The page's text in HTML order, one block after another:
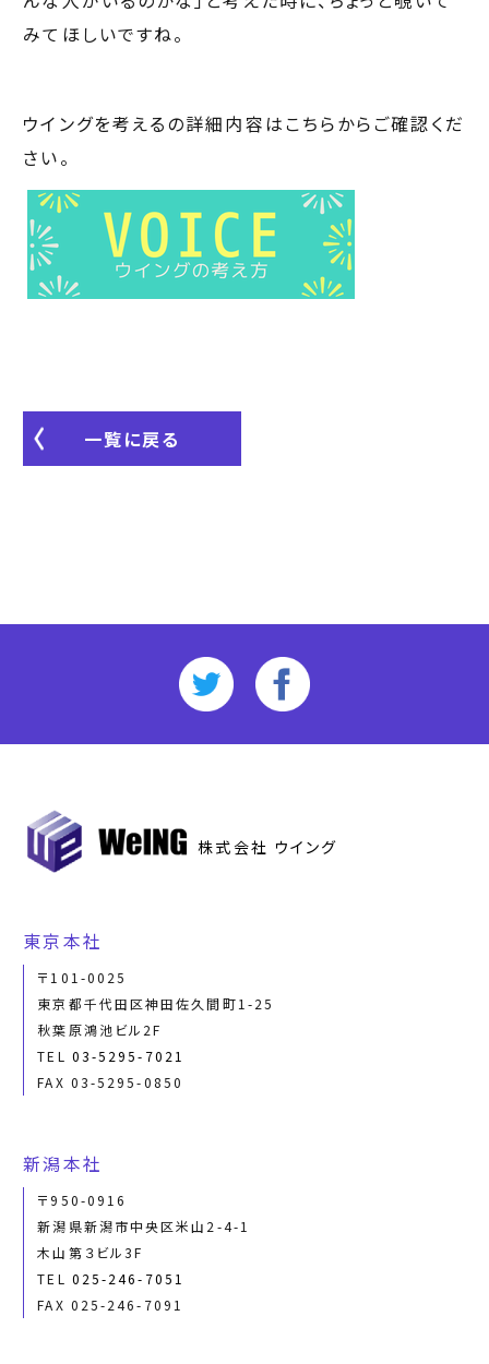
みてほしいですね。
ウイングを考えるの詳細内容はこちらからご確認くだ
さい。
一覧に戻る
株式会社 ウイング
東京本社
〒101-0025
東京都千代田区神田佐久間町1-25
秋葉原鴻池ビル2F
TEL 03-5295-7021
FAX 03-5295-0850
新潟本社
〒950-0916
新潟県新潟市中央区米山2-4-1
木山第３ビル3F
TEL 025-246-7051
FAX 025-246-7091